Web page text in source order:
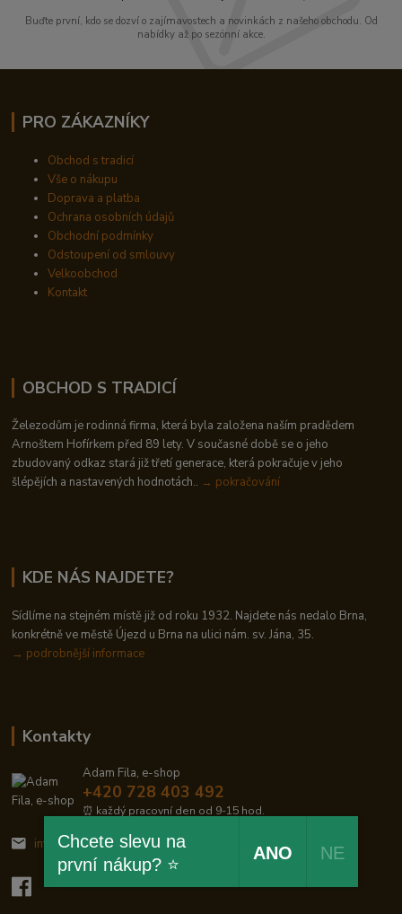
Buďte první, kdo se dozví o zajímavostech a novinkách z našeho obchodu. Od
nabídky až po sezónní akce.
PRO ZÁKAZNÍKY
Obchod s tradicí
Vše o nákupu
Doprava a platba
Ochrana osobních údajů
Obchodní podmínky
Odstoupení od smlouvy
Velkoobchod
Kontakt
OBCHOD S TRADICÍ
Železodům je rodinná firma, která byla založena naším pradědem
Arnoštem Hofírkem před 89 lety. V současné době se o jeho
zbudovaný odkaz stará již třetí generace, která pokračuje v jeho
šlépějích a nastavených hodnotách.. → pokračování
KDE NÁS NAJDETE?
Sídlíme na stejném místě již od roku 1932. Najdete nás nedalo Brna,
konkrétně ve městě Újezd u Brna na ulici nám. sv. Jána, 35.
→ podrobnější informace
Kontakty
Adam Fila, e-shop
+420 728 403 492
⏰ každý pracovní den od 9-15 hod.
info@zelezodum.cz
Chcete slevu na
první nákup? ⭐
ANO NE